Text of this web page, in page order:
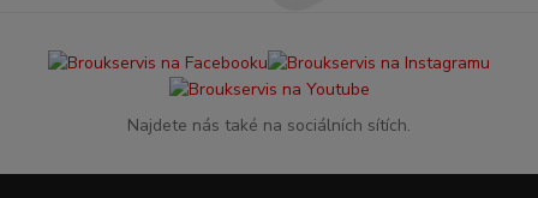
Najdete nás také na sociálních sítích.